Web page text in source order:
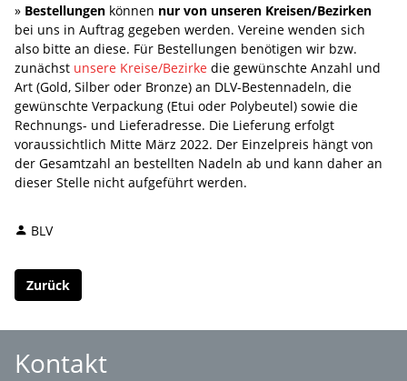
» Bestellungen können nur von unseren Kreisen/Bezirken
bei uns in Auftrag gegeben werden. Vereine wenden sich
also bitte an diese. Für Bestellungen benötigen wir bzw.
zunächst unsere Kreise/Bezirke die gewünschte Anzahl und
Art (Gold, Silber oder Bronze) an DLV-Bestennadeln, die
gewünschte Verpackung (Etui oder Polybeutel) sowie die
Rechnungs- und Lieferadresse. Die Lieferung erfolgt
voraussichtlich Mitte März 2022. Der Einzelpreis hängt von
der Gesamtzahl an bestellten Nadeln ab und kann daher an
dieser Stelle nicht aufgeführt werden.
BLV
Zurück
Kontakt